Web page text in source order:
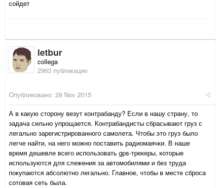
сойдет
letbur
collega
2963 публикации
Опубликовано: 29 Nov 2015
А в какую сторону везут контрабанду? Если в нашу страну, то
задача сильно упрощается. Контрабандисты сбрасывают груз с
легально зарегистрированного самолета. Чтобы это груз было
легче найти, на него можно поставить радиомаячки. В наше
время дешевле всего использовать gps-трекеры, которые
используются для слежения за автомобилями и без труда
покупаются абсолютно легально. Главное, чтобы в месте сброса
сотовая сеть была.